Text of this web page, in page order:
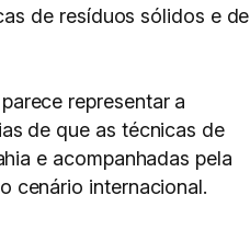
de resíduos sólidos e de
representar a
de que as técnicas de
e acompanhadas pela
cenário internacional.